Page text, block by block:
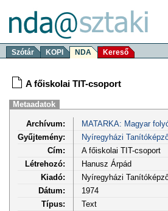
Szótár KOPI NDA Kereső
A főiskolai TIT-csoport
Metaadatok
Archívum:
MATARKA: Magyar
Gyűjtemény:
Nyíregyházi
Cím:
A főiskolai TIT-csoport
Létrehozó:
Hanusz Árpád
Kiadó:
Nyíregyházi
Dátum:
1974
Típus:
Text